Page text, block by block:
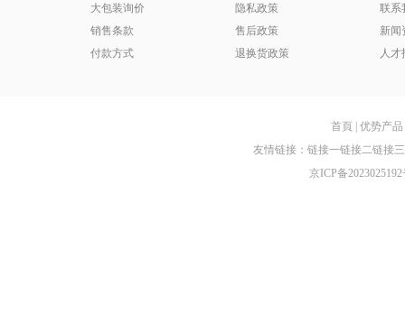
大包装询价
销售条款
付款方式
隐私政策
售后政策
退换货政策
联系
新闻
人才
首頁 优势产品
友情链接： 链接一链接二链接三
京ICP备